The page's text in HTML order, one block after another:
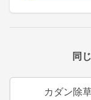
同
カダン除